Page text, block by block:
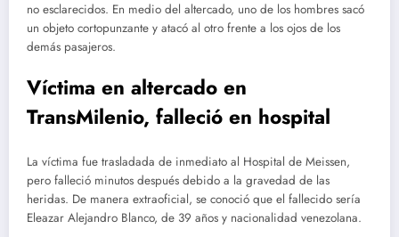
no esclarecidos. En medio del altercado, uno de los hombres sacó
un objeto cortopunzante y atacó al otro frente a los ojos de los
demás pasajeros.
Víctima en altercado en
TransMilenio, falleció en hospital
La víctima fue trasladada de inmediato al Hospital de Meissen,
pero falleció minutos después debido a la gravedad de las
heridas. De manera extraoficial, se conoció que el fallecido sería
Eleazar Alejandro Blanco, de 39 años y nacionalidad venezolana.